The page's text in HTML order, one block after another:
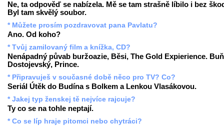
Ne, ta odpověď se nabízela. Mě se tam strašně líbilo i bez
Byl tam skvělý soubor.
* Můžete prosím pozdravovat pana Pavlatu?
Ano. Od koho?
* Tvůj zamilovaný film a knížka, CD?
Nenápadný půvab buržoazie, Běsi, The Gold Expierience.
Dostojevský, Prince.
* Připravuješ v současné době něco pro TV? Co?
Seriál Útěk do Budína s Bolkem a Lenkou Vlasákovou.
* Jakej typ ženskej tě nejvíce rajcuje?
Ty co se na tohle neptají.
* Co se líp hraje pitomci nebo chytráci?